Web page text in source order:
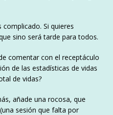
complicado. Si quieres
sino será tarde para todos.
comentar con el receptáculo
de las estadísticas de vidas
de vidas?
añade una rocosa, que
sesión que falta por